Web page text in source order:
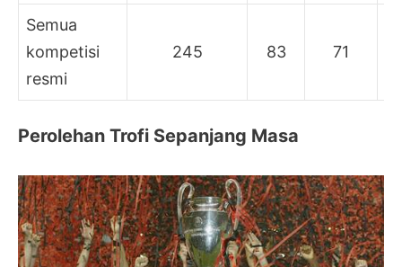
Semua
kompetisi
resmi
245 83 71
Perolehan Trofi Sepanjang Masa